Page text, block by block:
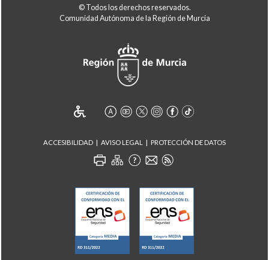
© Todos los derechos reservados.
Comunidad Autónoma de la Región de Murcia
ACCESIBILIDAD AVISO LEGAL PROTECCIÓN DE DATOS